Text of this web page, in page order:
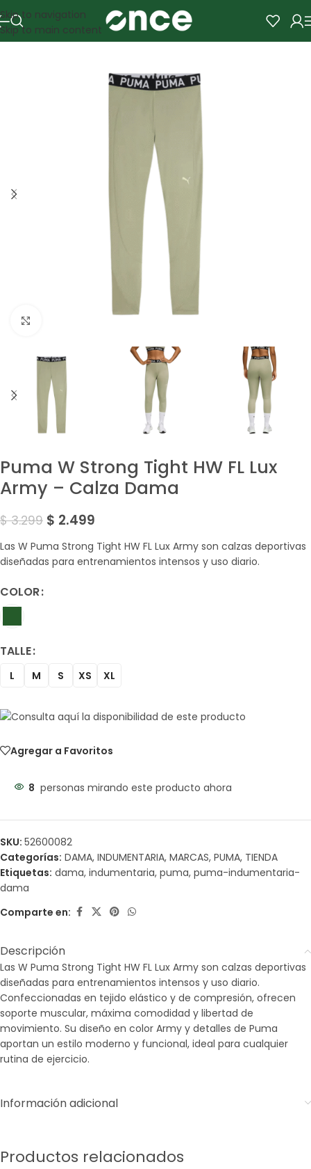
Skip to navigation
Skip to main content
Puma W Strong Tight HW FL Lux
Army – Calza Dama
$3.299 $ 2.499
Las W Puma Strong Tight HW FL Lux Army son calzas deportivas
diseñadas para entrenamientos intensos y uso diario.
COLOR
TALLE
L M S XS XL
Agregar a Favoritos
8 personas mirando este producto ahora
SKU: 52600082
Categorías: DAMA, INDUMENTARIA, MARCAS, PUMA, TIENDA
Etiquetas: dama, indumentaria, puma, puma-indumentaria-
dama
Comparte en:
Descripción
Las W Puma Strong Tight HW FL Lux Army son calzas deportivas
diseñadas para entrenamientos intensos y uso diario.
Confeccionadas en tejido elástico y de compresión, ofrecen
soporte muscular, máxima comodidad y libertad de
movimiento. Su diseño en color Army y detalles de Puma
aportan un estilo moderno y funcional, ideal para cualquier
rutina de ejercicio.
Información adicional
Productos relacionados